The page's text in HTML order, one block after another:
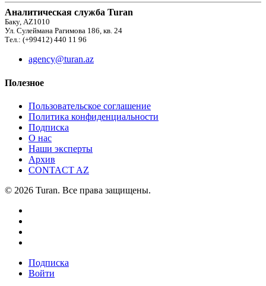
Аналитическая служба Turan
Баку, AZ1010
Ул. Сулеймана Рагимова 186, кв. 24
Тел.: (+99412) 440 11 96
agency@turan.az
Полезное
Пользовательское соглашение
Политика конфиденциальности
Подписка
О нас
Наши эксперты
Архив
CONTACT AZ
© 2026 Turan. Все права защищены.
Подписка
Войти